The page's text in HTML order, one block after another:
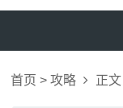
首页 >攻略 正文